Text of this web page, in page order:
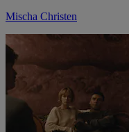
Mischa Christen